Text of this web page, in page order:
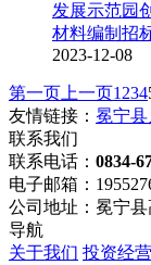
发展示范园
材料编制招
2023-12-08
第一页 上一页1 234
友情链接： 冕宁
联系我们
联系电话： 0834-
电子邮箱：
公司地址：冕宁
导航
关于我们 投资经营